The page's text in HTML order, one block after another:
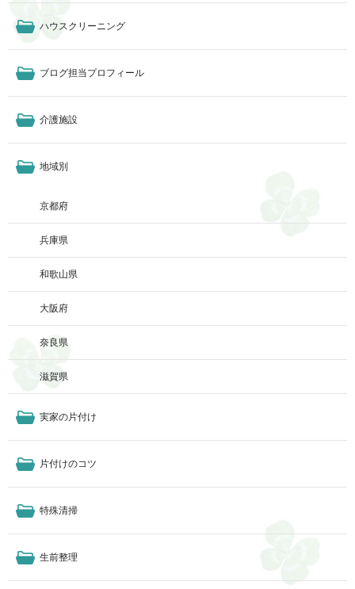
ハウスクリーニング
ブログ担当プロフィール
介護施設
地域別
京都府
兵庫県
和歌山県
大阪府
奈良県
滋賀県
実家の片付け
片付けのコツ
特殊清掃
生前整理